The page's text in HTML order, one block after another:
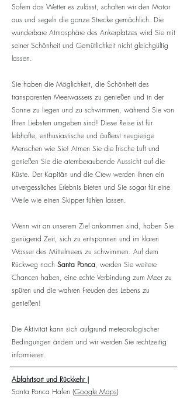
Sofern das Wetter es zulässt, schalten wir den Motor
aus und segeln die ganze Strecke gemächlich. Die
wunderbare Atmosphäre des Ankerplatzes wird Sie mit
seiner Schönheit und Gemütlichkeit nicht gleichgültig
lassen.
Sie haben die Möglichkeit, die Schönheit des
transparenten Meerwassers zu genießen und in der
Sonne zu liegen und zu schwimmen, während Sie von
Ihren Liebsten umgeben sind! Diese Reise ist für
lebhafte, enthusiastische und äußerst neugierige
Menschen wie Sie! Atmen Sie die frische Luft und
genießen Sie die atemberaubende Aussicht auf die
Küste. Der Kapitän und die Crew werden Ihnen ein
unvergessliches Erlebnis bieten und Sie sogar für eine
Weile wie einen Skipper fühlen lassen.
Wenn wir an unserem Ziel ankommen sind, haben Sie
genügend Zeit, sich zu entspannen und im klaren
Wasser des Mittelmeers zu schwimmen. Auf dem
Rückweg nach Santa Ponca, werden Sie weitere
Chancen haben, eine echte Verbindung zum Meer zu
spüren und die wahren Freuden des Lebens zu
genießen!
Die Aktivität kann sich aufgrund meteorologischer
Bedingungen ändern und wir werden Sie rechtzeitig
informieren.
Abfahrtsort und Rückkehr |
Santa Ponca Hafen (Google Maps)